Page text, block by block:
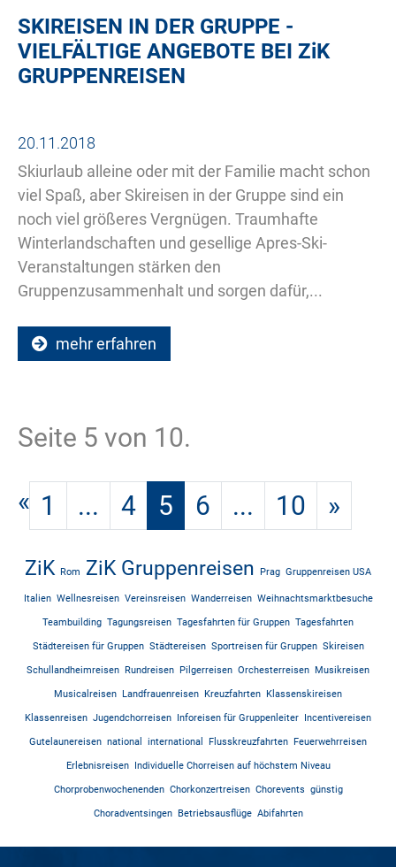
SKIREISEN IN DER GRUPPE -
VIELFÄLTIGE ANGEBOTE BEI ZiK
GRUPPENREISEN
20.11.2018
Skiurlaub alleine oder mit der Familie macht schon
viel Spaß, aber Skireisen in der Gruppe sind ein
noch viel größeres Vergnügen. Traumhafte
Winterlandschaften und gesellige Apres-Ski-
Veranstaltungen stärken den
Gruppenzusammenhalt und sorgen dafür,...
mehr erfahren
Seite 5 von 10.
« 1 ... 4 5 6 ... 10 »
ZiK Rom ZiK Gruppenreisen Prag Gruppenreisen USA
Italien Wellnesreisen Vereinsreisen Wanderreisen Weihnachtsmarktbesuche
Teambuilding Tagungsreisen Tagesfahrten für Gruppen Tagesfahrten
Städtereisen für Gruppen Städtereisen Sportreisen für Gruppen Skireisen
Schullandheimreisen Rundreisen Pilgerreisen Orchesterreisen Musikreisen
Musicalreisen Landfrauenreisen Kreuzfahrten Klassenskireisen
Klassenreisen Jugendchorreisen Inforeisen für Gruppenleiter Incentivereisen
Gutelaunereisen national international Flusskreuzfahrten Feuerwehrreisen
Erlebnisreisen Individuelle Chorreisen auf höchstem Niveau
Chorprobenwochenenden Chorkonzertreisen Chorevents günstig
Choradventsingen Betriebsausflüge Abifahrten